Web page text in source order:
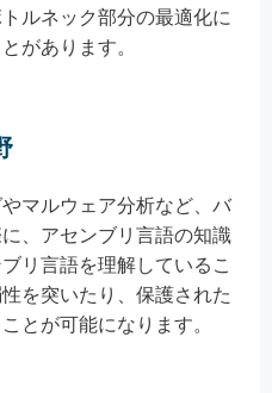
ルネック部分の最適化に
があります。
マルウェア分析など、バ
、アセンブリ言語の知識
リ言語を理解しているこ
を突いたり、保護された
とが可能になります。